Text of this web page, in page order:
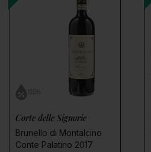
13.5%
Corte delle Signorie
Brunello di Montalcino
Conte Palatino 2017